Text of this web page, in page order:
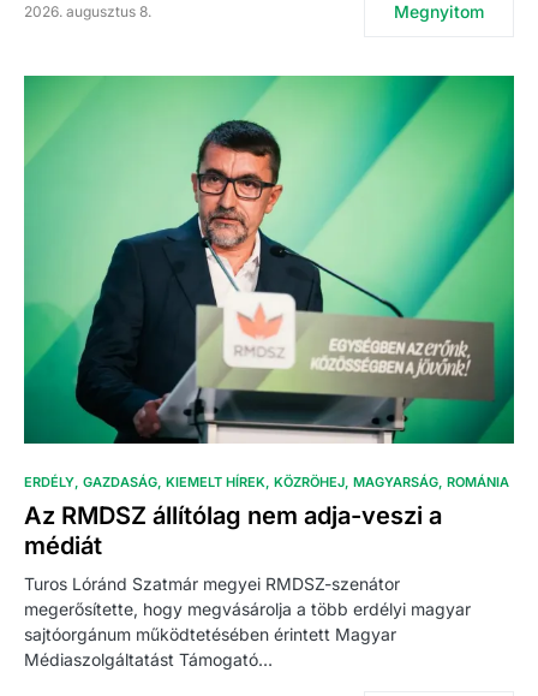
2026. augusztus 8. Megnyitom
ERDÉLY GAZDASÁG KIEMELT HÍREK KÖZRÖHEJ MAGYARSÁG ROMÁNIA
Az RMDSZ állítólag nem adja-veszi a
médiát
Turos Lóránd Szatmár megyei RMDSZ-szenátor
megerősítette, hogy megvásárolja a több erdélyi magyar
sajtóorgánum működtetésében érintett Magyar
Médiaszolgáltatást Támogató…